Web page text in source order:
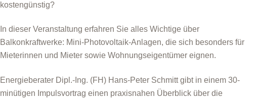
kostengünstig?
In dieser Veranstaltung erfahren Sie alles Wichtige über
Balkonkraftwerke: Mini-Photovoltaik-Anlagen, die sich besonders für
Mieterinnen und Mieter sowie Wohnungseigentümer eignen.
Energieberater Dipl.-Ing. (FH) Hans-Peter Schmitt gibt in einem 30-
minütigen Impulsvortrag einen praxisnahen Überblick über die